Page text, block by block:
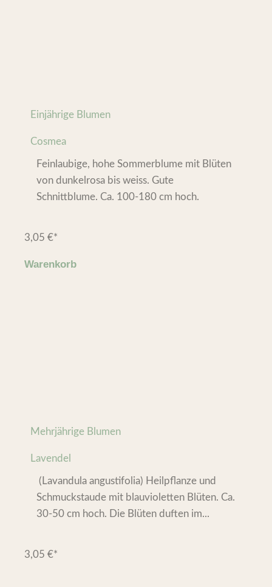
Einjährige Blumen
Cosmea
Feinlaubige, hohe Sommerblume mit Blüten
von dunkelrosa bis weiss. Gute
Schnittblume. Ca. 100-180 cm hoch.
3,05 €*
Warenkorb
Mehrjährige Blumen
Lavendel
(Lavandula angustifolia) Heilpflanze und
Schmuckstaude mit blauvioletten Blüten. Ca.
30-50 cm hoch. Die Blüten duften im...
3,05 €*